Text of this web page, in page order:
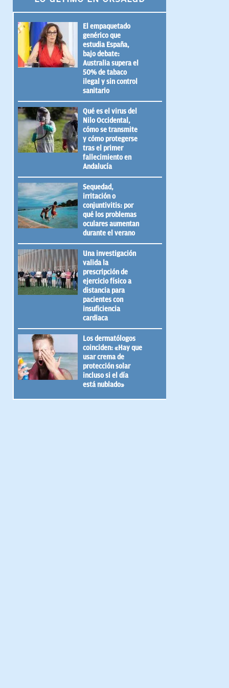
El empaquetado
genérico que
estudia España,
bajo debate:
Australia supera el
50% de tabaco
ilegal y sin control
sanitario
Qué es el virus del
Nilo Occidental,
cómo se transmite
y cómo protegerse
tras el primer
fallecimiento en
Andalucía
Sequedad,
irritación o
conjuntivitis: por
qué los problemas
oculares aumentan
durante el verano
Una investigación
valida la
prescripción de
ejercicio físico a
distancia para
pacientes con
insuficiencia
cardiaca
Los dermatólogos
coinciden: «Hay que
usar crema de
protección solar
incluso si el día
está nublado»